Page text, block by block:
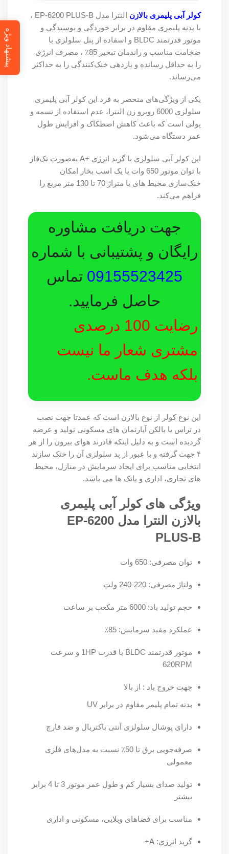
کولر آبی پلیمری بالازن
النترا مدل EP-6200 PLUS-B ،
با بدنه پلیمری مقاوم در برابر خوردگی و پوسیدگی و
موتور قدرتمند BLDC و اسفاده از پنل سلولزی با
ضخامت مناسب و راندمان تبخیر 85٪ ، مصرف انرژی
را به حداقل رسانده و بازدهی خنک‌کنندگی را به حداکثر
می‌رساند.
یکی از ویژگی‌های منحصر به فرد این کولر آبی پلیمری
سلولزی 6000 روبرو زن النترا، عدم استفاده از تسمه و
پولی است که باعث کاهش اصطکاک و افزایش طول
عمر دستگاه می‌شود.
این کولر آبی سلولزی با گرید انرژی +A به‌صورت تک‌فاز
با توان موتور 650 وات یا یک اسب بخار امکان
خنک‌سازی محیط های با متراژ 70 تا 130 متر مربع را
فراهم می‌کند.
جهت دریافت مشاوره
رایگان و پشتیبانی با شماره
09155523425 تماس
حاصل فرمایید.
رضایت 100 درصدی
مشتری شعار ما نیست
بلکه هدف ماست.
این نوع کولر از نوع بالازن است که عمدتا جهت نصب
در تراس یا بالکن آپارتمان های مسکونی تولید و عرضه
گردیده است و به دلیل اینکه قادرند هوای بیرون را از هر
۴ جهت گرفته و با عبور از پد سلولزی آن را خنک سازند
انتخابی مناسب برای ایجاد سرمایش در منازل، محیط
های تجاری، اداری و بانک ها می باشد.
ویژگی های کولر آبی پلیمری
بالازن النترا مدل EP-6200
PLUS-B
توان مصرفی: 650 وات
ولتاژ مصرفی: 220-240 ولت
حجم تولید باد: 6000 متر مکعب بر ساعت
عملکرد مفید سرمایش: 85٪
موتور قدرتمند BLDC با قدرت 1HP و سرعت
620RPM
جهت خروج باد : از بالا
بدنه تمام پلیمر مقاوم در برابر UV
دارای پوشال سلولزی آنتی باکتریال و ضد قارچ
صرفه‌جویی برق تا 50٪ نسبت به مدل‌های فلزی
معمولی
تولید صدای بسیار کم و طول عمر موتور 3 تا 4 برابر
بیشتر
مناسب برای فضاهای ویلایی، مسکونی و اداری
گرید انرژی: A+
پیشنهاد ویژه